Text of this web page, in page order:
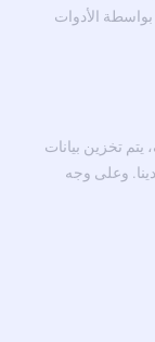
الأدوات
يتم تخزين بيانات
وعلى وجه